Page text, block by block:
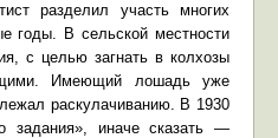
разделил участь многих
годы. В сельской местности
с целью загнать в колхозы
Имеющий лошадь уже
раскулачиванию. В 1930
задания», иначе сказать —